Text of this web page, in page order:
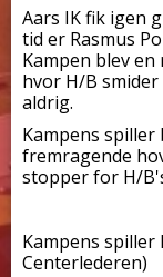
Aars IK fik igen
tid er Rasmus
Kampen blev
hvor H/B
aldrig.
Kampens spiller
fremragende
stopper for H/
Kampens
Centerlederen)